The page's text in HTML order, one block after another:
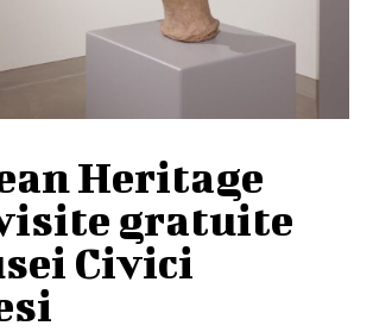
Heritage
gratuite
Civici